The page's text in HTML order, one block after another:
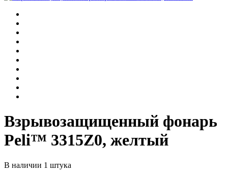
Взрывозащищенный фонарь
Peli™ 3315Z0, желтый
В наличии 1 штука